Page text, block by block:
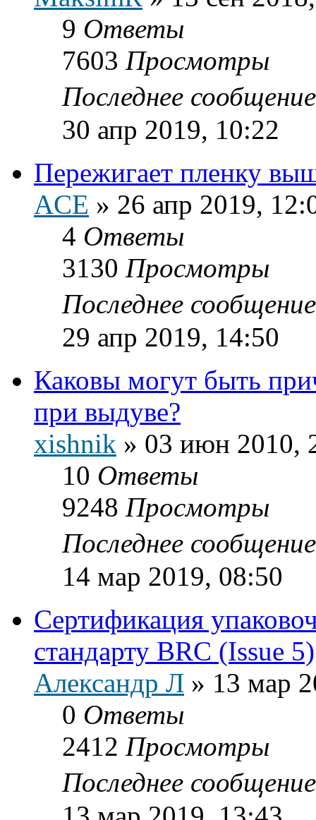
9 Ответы
7603 Просмотры
Последнее
30 апр 2019, 10:22
Пережигает пленку
ACE » 26 апр 2019,
4 Ответы
3130 Просмотры
Последнее
29 апр 2019, 14:50
Каковы могут быть
при выдуве?
xishnik » 03 июн 2010,
10 Ответы
9248 Просмотры
Последнее
14 мар 2019, 08:50
Сертификация
стандарту BRC (Issue 5)
Александр Л » 13 мар
0 Ответы
2412 Просмотры
Последнее